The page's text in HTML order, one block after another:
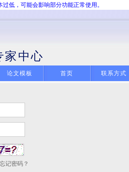
低，可能会影响部分功能正常使用。
家中心
论文模板 首页 联系方式
忘记密码？